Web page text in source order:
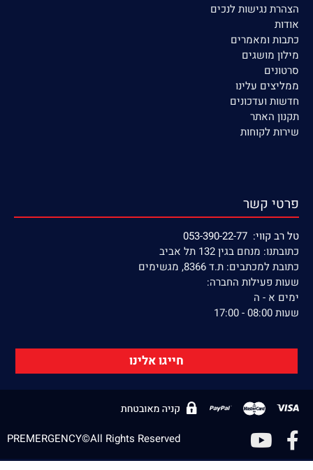
הצהרת נגישות לנכים
אודות
כתבות ומאמרים
מילון מושגים
סרטונים
ממליצים עלינו
חדשות ועדכונים
תקנון האתר
שירות לקוחות
פרטי קשר
טל רב קווי: 053-390-22-77
כתובתנו: מנחם בגין 132 תל אביב
כתובת למכתבים: ת.ד 8366, מגשימים
שעות פעילות החברה:
ימים א - ה
שעות 08:00 - 17:00
חייגו אלינו
PREMERGENCY©All Rights Reserved